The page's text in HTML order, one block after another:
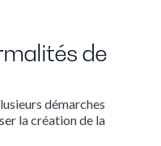
de
démarches
la création de la